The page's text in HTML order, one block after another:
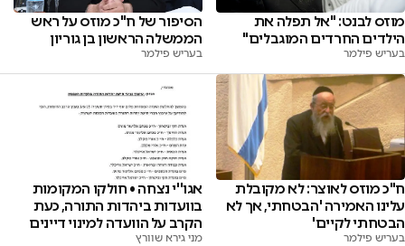
מוזס לבנט: "אל תפלה את
הילדים החרדים המוגבלים"
בעריש פילמר
הסיפור של ח"כ מוזס על ראש
הממשלה הראשון בן גוריון
בעריש פילמר
ח"כ מוזס לאוצר: לא מקובלת
עלינו האמירה 'הבטחתי, אך לא
הבטחתי לקיים'
בעריש פילמר
אגו''י נצחה • חולקו המקומות
בוועדות ביהדות התורה, כעת
הקרב על הוועדה למינוי דיינים
מני גירא שוורץ